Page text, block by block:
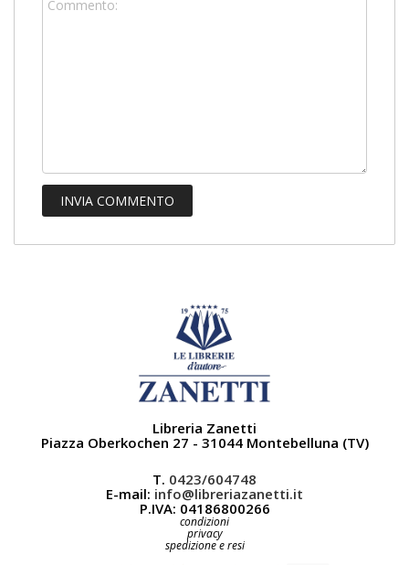
Libreria Zanetti
Piazza Oberkochen 27 - 31044 Montebelluna (TV)
T. 0423/604748
E-mail: info@libreriazanetti.it
P.IVA: 04186800266
condizioni
privacy
spedizione e resi